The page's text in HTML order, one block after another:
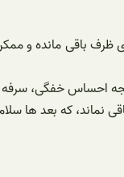
ظرف باقی مانده و
احساس خفگی،
که بعد ها